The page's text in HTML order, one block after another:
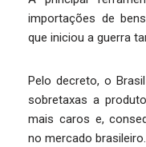
importações de
que iniciou a guerra
Pelo decreto, o
sobretaxas a
mais caros e,
no mercado brasileiro.